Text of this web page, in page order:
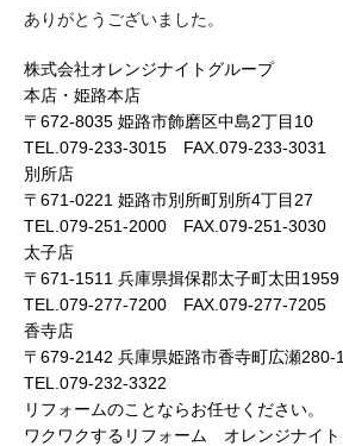
ありがとうございました。
株式会社オレンジナイトグループ
本店・姫路本店
〒672-8035 姫路市飾磨区中島2丁目10
TEL.079-233-3015 FAX.079-233-3031
別所店
〒671-0221 姫路市別所町別所4丁目27
TEL.079-251-2000 FAX.079-251-3030
太子店
〒671-1511 兵庫県揖保郡太子町太田1959
TEL.079-277-7200 FAX.079-277-7205
香寺店
〒679-2142 兵庫県姫路市香寺町広瀬280-1
TEL.079-232-3322
リフォームのことならお任せください。
ワクワクするリフォーム オレンジナイト